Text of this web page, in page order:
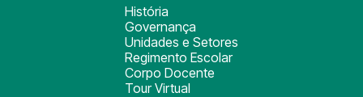
História
Governança
Unidades e Setores
Regimento Escolar
Corpo Docente
Tour Virtual